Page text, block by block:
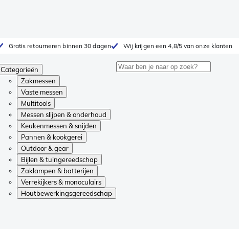
Gratis retourneren binnen 30 dagen Wij krijgen een 4,8/5 van onze klanten
Categorieën
Zakmessen
Vaste messen
Multitools
Messen slijpen & onderhoud
Keukenmessen & snijden
Pannen & kookgerei
Outdoor & gear
Bijlen & tuingereedschap
Zaklampen & batterijen
Verrekijkers & monoculairs
Houtbewerkingsgereedschap